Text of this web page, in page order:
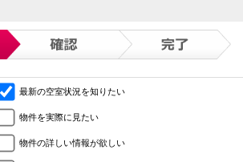
最新の空室状況を知りたい
物件を実際に見たい
物件の詳しい情報が欲しい